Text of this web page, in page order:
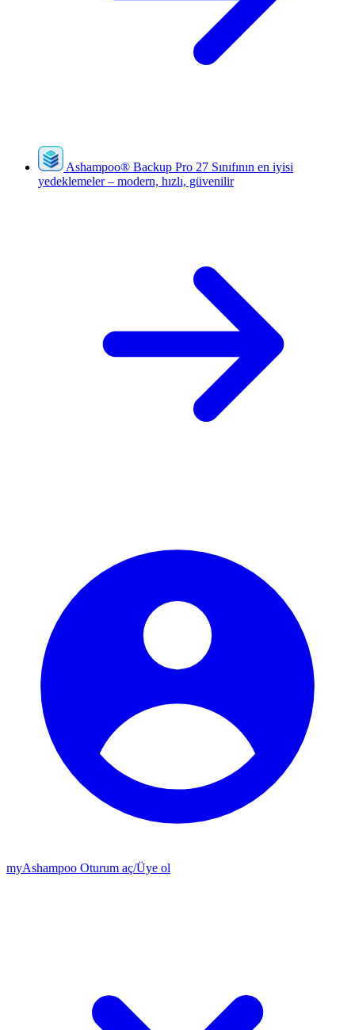
Ashampoo® Backup Pro 27 Sınıfının en iyisi
yedeklemeler – modern, hızlı, güvenilir
myAshampoo Oturum aç/Üye ol